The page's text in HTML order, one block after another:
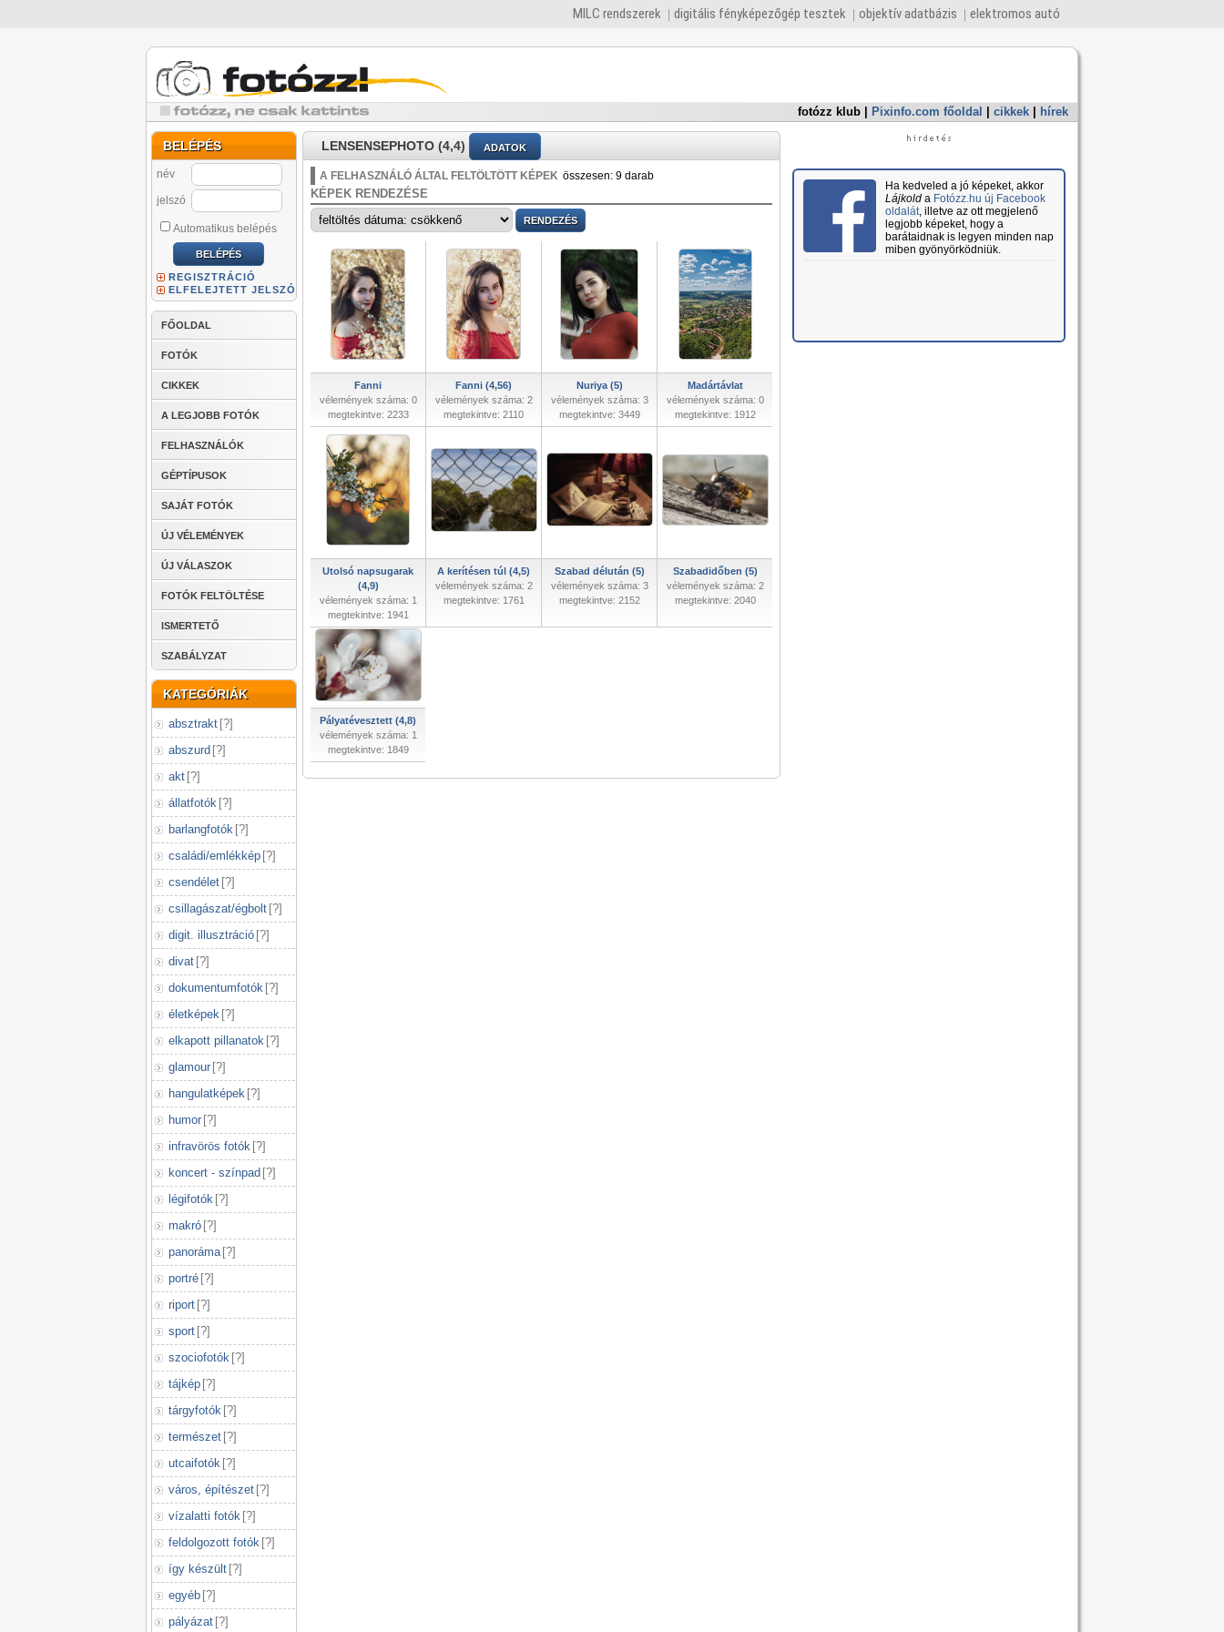
MILC rendszerek digitális fényképezőgép tesztek objektív adatbázis elektromos autó
fotózz klub Pixinfo.com főoldal cikkek hírek
BELÉPÉS
név
jelszó
Automatikus belépés
REGISZTRÁCIÓ
ELFELEJTETT JELSZÓ
FŐOLDAL
FOTÓK
CIKKEK
A LEGJOBB FOTÓK
FELHASZNÁLÓK
GÉPTÍPUSOK
SAJÁT FOTÓK
ÚJ VÉLEMÉNYEK
ÚJ VÁLASZOK
FOTÓK FELTÖLTÉSE
ISMERTETŐ
SZABÁLYZAT
KATEGÓRIÁK
absztrakt [?]
abszurd [?]
akt [?]
állatfotók [?]
barlangfotók [?]
családi/emlékkép [?]
csendélet [?]
csillagászat/égbolt [?]
digit. illusztráció [?]
divat [?]
dokumentumfotók [?]
életképek [?]
elkapott pillanatok [?]
glamour [?]
hangulatképek [?]
humor [?]
infravörös fotók [?]
koncert - színpad [?]
légifotók [?]
makró [?]
panoráma [?]
portré [?]
riport [?]
sport [?]
szociofotók [?]
tájkép [?]
tárgyfotók [?]
természet [?]
utcaifotók [?]
város, építészet [?]
vízalatti fotók [?]
feldolgozott fotók [?]
így készült [?]
egyéb [?]
pályázat [?]
LENSENSEPHOTO (4,4) ADATOK
A FELHASZNÁLÓ ÁLTAL FELTÖLTÖTT KÉPEK összesen: 9 darab
KÉPEK RENDEZÉSE
Fanni
vélemények száma: 0
megtekintve: 2233
Fanni (4,56)
vélemények száma: 2
megtekintve: 2110
Nuriya (5)
vélemények száma: 3
megtekintve: 3449
Madártávlat
vélemények száma: 0
megtekintve: 1912
Utolsó napsugarak
(4,9)
vélemények száma: 1
megtekintve: 1941
A kerítésen túl (4,5)
vélemények száma: 2
megtekintve: 1761
Szabad délután (5)
vélemények száma: 3
megtekintve: 2152
Szabadidőben (5)
vélemények száma: 2
megtekintve: 2040
Pályatévesztett (4,8)
vélemények száma: 1
megtekintve: 1849
Ha kedveled a jó képeket, akkor
Lájkolda Fotózz.hu új Facebook
oldalát, illetve az ott megjelenő
legjobb képeket, hogy a
barátaidnak is legyen minden nap
miben gyönyörködniük.